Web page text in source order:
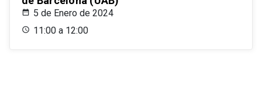
5 de Enero de 2024
11:00 a 12:00